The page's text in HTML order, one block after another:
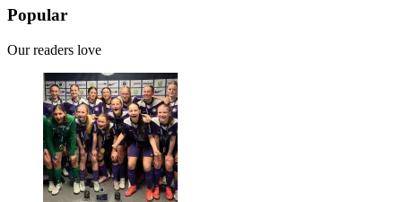
Popular
Our readers love